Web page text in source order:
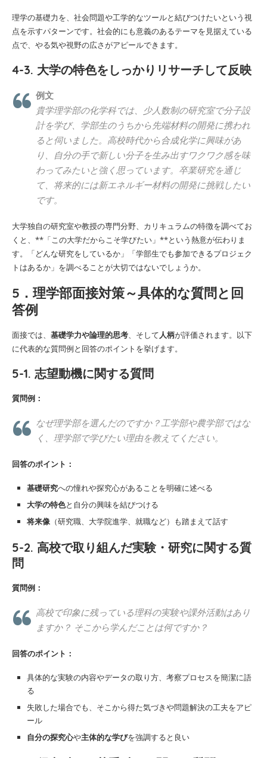
理学の基礎力を、社会問題や工学的なツールと結びつけたいという視
点を示すパターンです。社会的にも意義のあるテーマを見据えている
点で、やる気や視野の広さがアピールできます。
4-3. 大学の特色をしっかりリサーチして反映
例文
貴学理学部の化学科では、少人数制の研究室で分子設
計を学び、学部生のうちから先端材料の開発に携われ
ると伺いました。高校時代から合成化学に興味があ
り、自分の手で新しい分子を生み出すワクワク感を味
わってみたいと強く思っています。卒業研究を通じ
て、将来的には新エネルギー材料の開発に挑戦したい
です。
大学独自の研究室や教授の専門分野、カリキュラムの特徴を調べてお
くと、**「この大学だからこそ学びたい」**という熱意が伝わりま
す。「どんな研究をしているか」「学部生でも参加できるプロジェク
トはあるか」を調べることが大切ではないでしょうか。
5．理学部面接対策～具体的な質問と回
答例
面接では、 基礎学力や論理的思考、そして人柄が評価されます。以下
に代表的な質問例と回答のポイントを挙げます。
5-1. 志望動機に関する質問
質問例：
なぜ理学部を選んだのですか？工学部や農学部ではな
く、理学部で学びたい理由を教えてください。
回答のポイント：
基礎研究への憧れや探究心があることを明確に述べる
大学の特色と自分の興味を結びつける
将来像 （研究職、大学院進学、就職など）も踏まえて話す
5-2. 高校で取り組んだ実験・研究に関する質
問
質問例：
高校で印象に残っている理科の実験や課外活動はあり
ますか？ そこから学んだことは何ですか？
回答のポイント：
具体的な実験の内容やデータの取り方、考察プロセスを簡潔に語
る
失敗した場合でも、そこから得た気づきや問題解決の工夫をアピ
ール
自分の探究心や主体的な学びを強調すると良い